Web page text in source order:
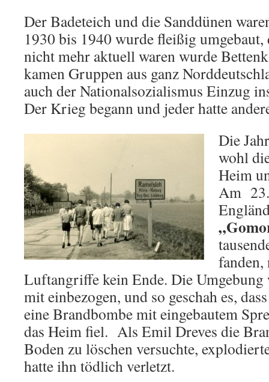
Der Badeteich und die Sanddünen
1930 bis 1940 wurde fleißig
nicht mehr aktuell waren wurde
kamen Gruppen aus ganz
auch der Nationalsozialismus Einzug
Der Krieg begann und jeder hatte
Die
wohl
Heim
Am
fanden,
Luftangriffe kein Ende. Die
mit einbezogen, und so geschah es,
eine Brandbombe mit eingebautem
das Heim fiel. Als Emil Dreves die
Boden zu löschen versuchte,
hatte ihn tödlich verletzt.